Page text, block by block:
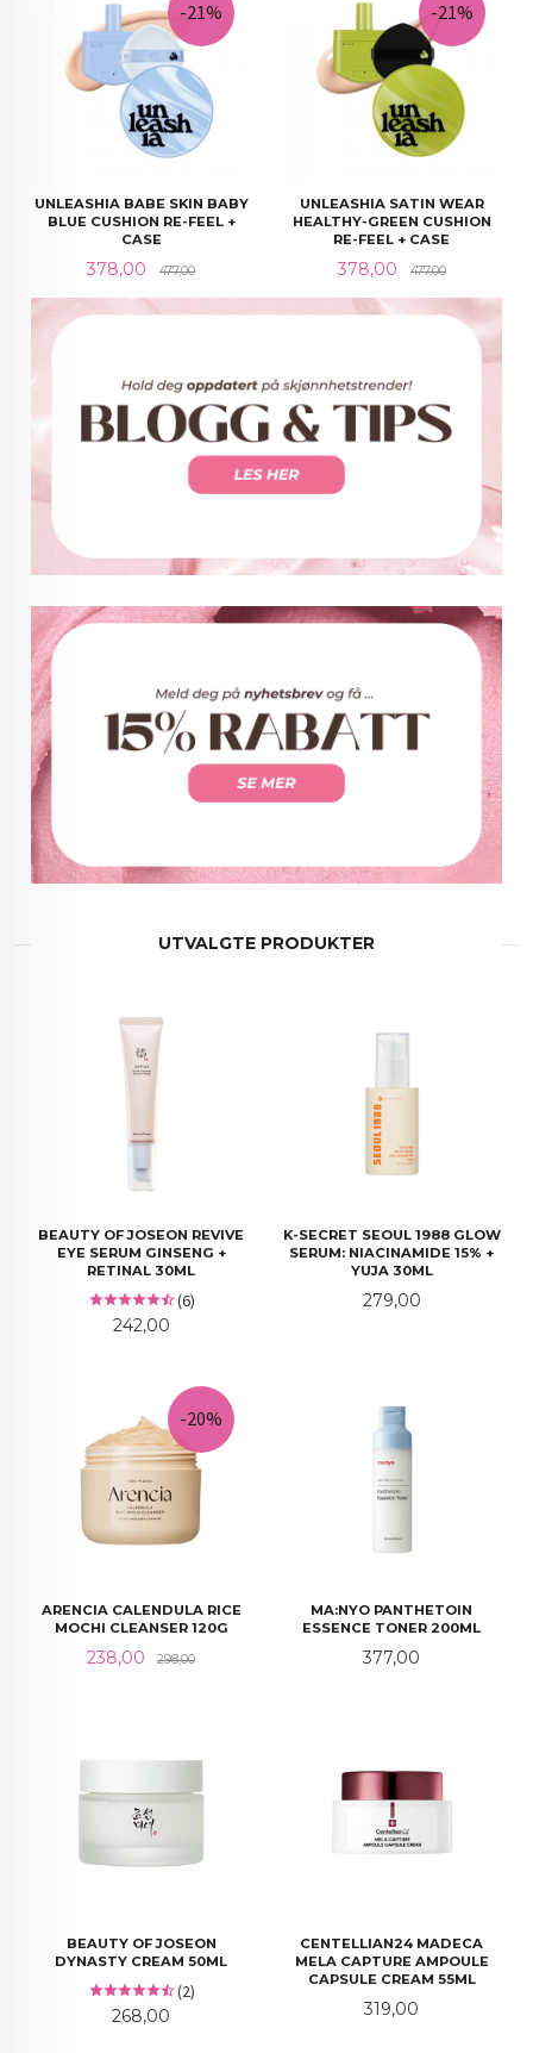
UNLEASHIA BABE SKIN BABY
BLUE CUSHION RE-FEEL +
CASE
Tilbud
378,00 477,00Rabatt@
-21%
UNLEASHIA SATIN WEAR
HEALTHY-GREEN CUSHION
RE-FEEL + CASE
Tilbud
378,00 477,00Rabatt@
-21%
UTVALGTE PRODUKTER
BEAUTY OF JOSEON REVIVE
EYE SERUM GINSENG +
RETINAL 30ML
(6)
Pris
242,00
K-SECRET SEOUL 1988 GLOW
SERUM: NIACINAMIDE 15% +
YUJA 30ML
Pris
279,00
ARENCIA CALENDULA RICE
MOCHI CLEANSER 120G
Tilbud
238,00 298,00Rabatt
-20%
MA:NYO PANTHETOIN
ESSENCE TONER 200ML
Pris
377,00
BEAUTY OF JOSEON
DYNASTY CREAM 50ML
(2)
Pris
268,00
CENTELLIAN24 MADECA
MELA CAPTURE AMPOULE
CAPSULE CREAM 55ML
Pris
319,00